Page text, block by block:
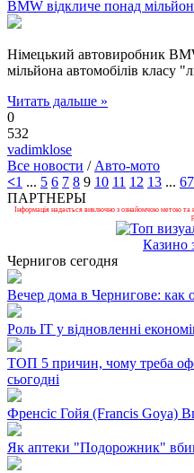
BMW відкличе понад
Німецький автовиробник
мільйона автомобілів класу
Читать дальше »
0
532
vadimklose
Все новости / Авто-мото
<1 ... 5 6 7 8 9 10 11 12 13 ... 67
ПАРТНЕРЫ
Інформація надається виключно з ознайомчою метою та
Казино
Чернигов сегодня
Вечер дома в Чернигове: как
Роль ІТ у відновленні
ТОП 5 причин, чому треба
сьогодні
Френсіс Гойя (Francis Goya)
Як аптеки "Подорожник"